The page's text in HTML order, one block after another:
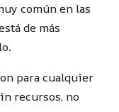
común en las
de más
para cualquier
recursos, no